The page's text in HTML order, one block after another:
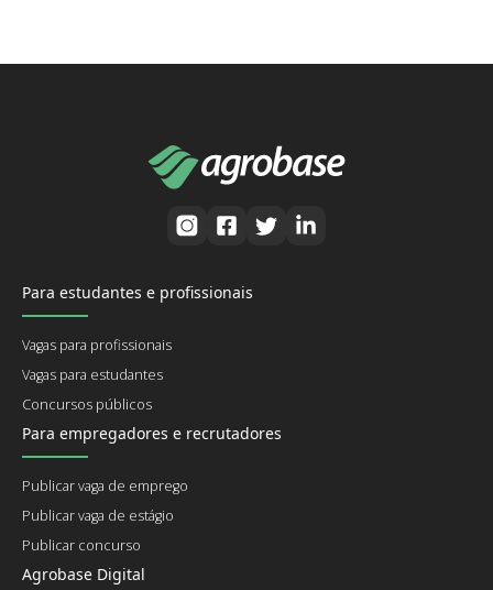
Para estudantes e profissionais
Vagas para profissionais
Vagas para estudantes
Concursos públicos
Para empregadores e recrutadores
Publicar vaga de emprego
Publicar vaga de estágio
Publicar concurso
Agrobase Digital